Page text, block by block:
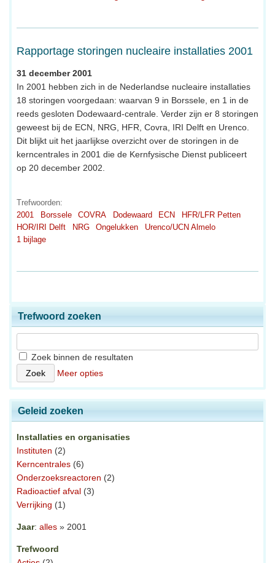
Rapportage storingen nucleaire installaties 2001
31 december 2001
In 2001 hebben zich in de Nederlandse nucleaire installaties
18 storingen voorgedaan: waarvan 9 in Borssele, en 1 in de
reeds gesloten Dodewaard-centrale. Verder zijn er 8 storingen
geweest bij de ECN, NRG, HFR, Covra, IRI Delft en Urenco.
Dit blijkt uit het jaarlijkse overzicht over de storingen in de
kerncentrales in 2001 die de Kernfysische Dienst publiceert
op 20 december 2002.
Trefwoorden:
2001
Borssele COVRA Dodewaard ECN
HFR/LFR Petten
HOR/IRI Delft
NRG Ongelukken
Urenco/UCN Almelo
1 bijlage
Trefwoord zoeken
Zoek binnen de resultaten
Meer opties
Geleid zoeken
Installaties en organisaties
Instituten (2)
Kerncentrales (6)
Onderzoeksreactoren (2)
Radioactief afval (3)
Verrijking (1)
Jaar: alles » 2001
Trefwoord